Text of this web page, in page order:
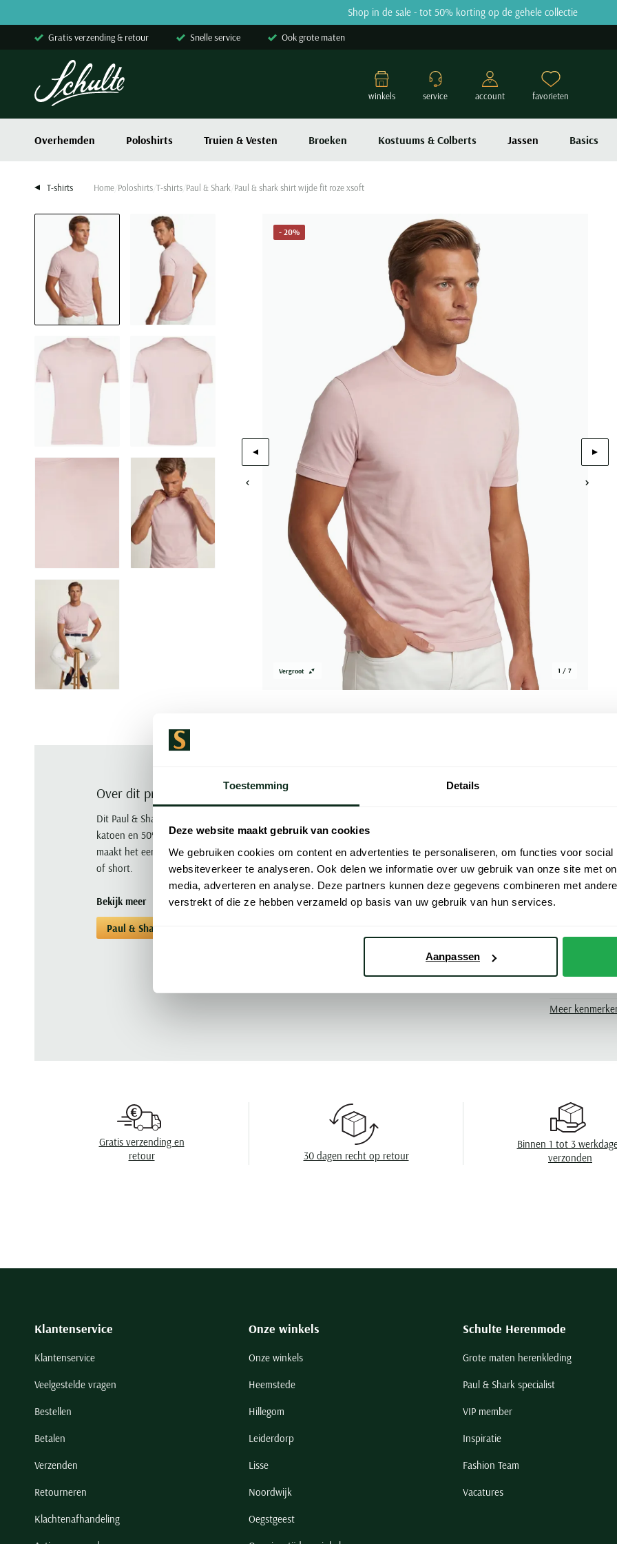
Toestemming Details
Deze website maakt gebruik van cookies
We gebruiken cookies om content en advertenties te personaliseren, om functies voor social
websiteverkeer te analyseren. Ook delen we informatie over uw gebruik van onze site met
media, adverteren en analyse. Deze partners kunnen deze gegevens combineren met
verstrekt of die ze hebben verzameld op basis van uw gebruik van hun services.
Aanpassen
Shop in de sale - tot 50% korting op de gehele collectie
Gratis verzending & retour Snelle service Ook grote maten
Overhemden Poloshirts Truien & Vesten Broeken Kostuums & Colberts Jassen Basics
winkels service account favorieten
T-shirts Home Poloshirts T-shirts Paul & Shark Paul & shark shirt wijde fit roze xsoft
Vergroot 1 / 7
- 20%
Over dit product
Dit Paul & Shark T-shirt is roze, effen en heeft een wijde fit. Dit T-shirt is gemaakt van 50%
katoen en 50% lyocell en is afgewerkt met een ronde hals en korte mouwen. De samenstelling
maakt het een leuke keuze voor de zomer. Draag dit T-shirt op een warme dag met een jeans
of short.
Bekijk meer
Paul & Shark
Merk
Materiaal
Leveranciers
Meer
Gratis verzending en
retour
30 dagen recht op retour
Binnen 1 tot 3
verzonden
Klantenservice
Klantenservice
Veelgestelde vragen
Bestellen
Betalen
Verzenden
Retourneren
Klachtenafhandeling
Onze winkels
Onze winkels
Heemstede
Hillegom
Leiderdorp
Lisse
Noordwijk
Oegstgeest
Schulte Herenmode
Grote maten herenkleding
Paul & Shark specialist
VIP member
Inspiratie
Fashion Team
Vacatures